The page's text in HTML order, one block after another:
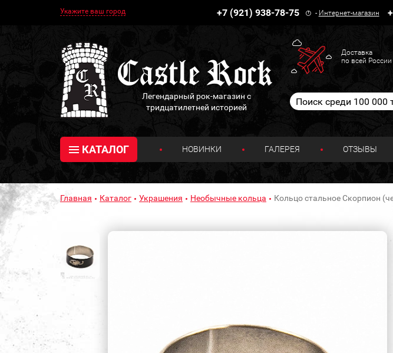
Укажите ваш город +7 (921) 938-78-75 - Интернет-магазин
Легендарный рок-магазин с
тридцатилетней историей
Доставка
по всей России
КАТАЛОГ НОВИНКИ ГАЛЕРЕЯ ОТЗЫВЫ
Главная Каталог Украшения Необычные кольца Кольцо стальное Скорпион